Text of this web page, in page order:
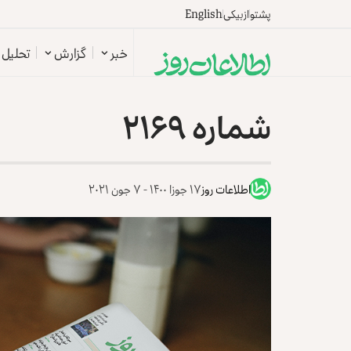
پشتوازبیکیEnglish
خبر گزارش تحلیل
شماره ۲۱۶۹
اطلاعات روز۱۷ جوزا ۱۴۰۰ - ۷ جون ۲۰۲۱